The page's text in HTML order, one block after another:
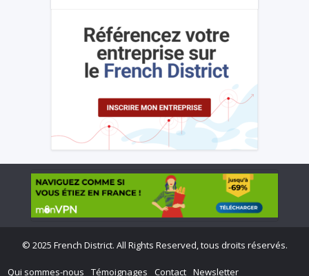
© 2025 French District. All Rights Reserved, tous droits réservés.
Qui sommes-nous Témoignages Contact Newsletter